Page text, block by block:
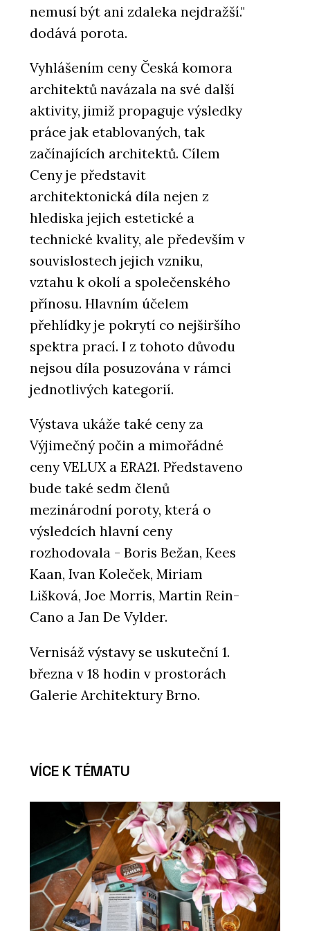
nemusí být ani zdaleka nejdražší."
dodává porota.
Vyhlášením ceny Česká komora
architektů navázala na své další
aktivity, jimiž propaguje výsledky
práce jak etablovaných, tak
začínajících architektů. Cílem
Ceny je představit
architektonická díla nejen z
hlediska jejich estetické a
technické kvality, ale především v
souvislostech jejich vzniku,
vztahu k okolí a společenského
přínosu. Hlavním účelem
přehlídky je pokrytí co nejširšího
spektra prací. I z tohoto důvodu
nejsou díla posuzována v rámci
jednotlivých kategorií.
Výstava ukáže také ceny za
Výjimečný počin a mimořádné
ceny VELUX a ERA21. Představeno
bude také sedm členů
mezinárodní poroty, která o
výsledcích hlavní ceny
rozhodovala - Boris Bežan, Kees
Kaan, Ivan Koleček, Miriam
Lišková, Joe Morris, Martin Rein-
Cano a Jan De Vylder.
Vernisáž výstavy se uskuteční 1.
března v 18 hodin v prostorách
Galerie Architektury Brno.
VÍCE K TÉMATU